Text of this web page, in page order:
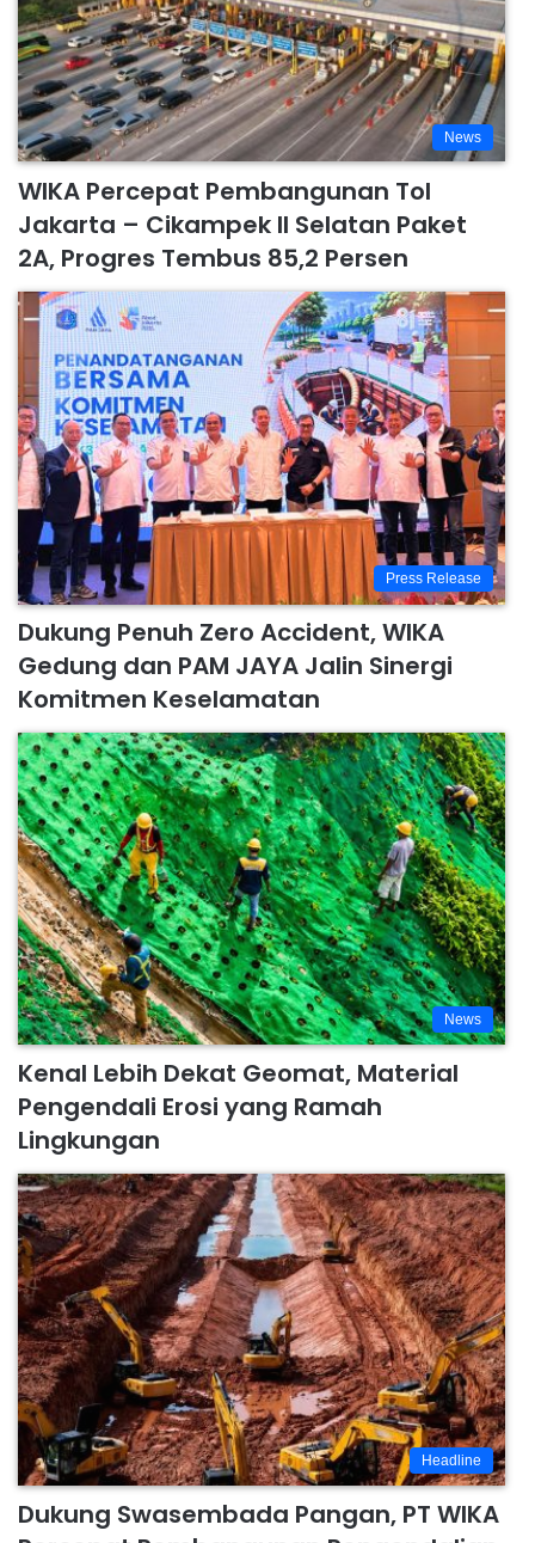
News
WIKA Percepat Pembangunan Tol
Jakarta – Cikampek II Selatan Paket
2A, Progres Tembus 85,2 Persen
Press Release
Dukung Penuh Zero Accident, WIKA
Gedung dan PAM JAYA Jalin Sinergi
Komitmen Keselamatan
News
Kenal Lebih Dekat Geomat, Material
Pengendali Erosi yang Ramah
Lingkungan
Headline
Dukung Swasembada Pangan, PT WIKA